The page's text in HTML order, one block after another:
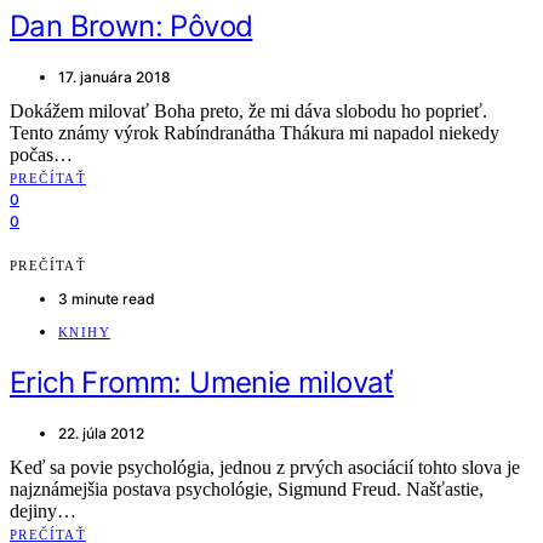
Dan Brown: Pôvod
17. januára 2018
Dokážem milovať Boha preto, že mi dáva slobodu ho poprieť.
Tento známy výrok Rabíndranátha Thákura mi napadol niekedy
počas…
PREČÍTAŤ
0
0
PREČÍTAŤ
3 minute read
KNIHY
Erich Fromm: Umenie milovať
22. júla 2012
Keď sa povie psychológia, jednou z prvých asociácií tohto slova je
najznámejšia postava psychológie, Sigmund Freud. Našťastie,
dejiny…
PREČÍTAŤ